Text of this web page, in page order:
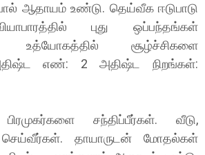
ஆதாயம் உண்டு. தெய்வீக ஈடுபாடு
புது ஒப்பந்தங்கள்
உத்யோகத்தில் சூழ்ச்சிகளை
அதிஷ்ட எண்: 2 அதிஷ்ட நிறங்கள்:
சந்திப்பீர்கள். வீடு,
தாயாருடன் மோதல்கள்